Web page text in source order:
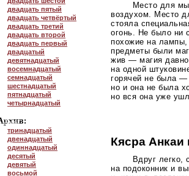
двадцать пятый
двадцать четвёртый
двадцать третий
двадцать второй
двадцать первый
двадцатый
девятнадцатый
восемнадцатый
семнадцатый
шестнадцатый
пятнадцатый
четырнадцатый
тринадцатый
двенадцатый
одиннадцатый
десятый
девятый
восьмой
Место для
воздухом. Место
стояла
огонь. Не было
похожие на
предметы были
жив — магия
на одной
горячей не была —
но и она не была
но вся она уже
Кясра Анкаи
Вдруг легко,
на подоконник и